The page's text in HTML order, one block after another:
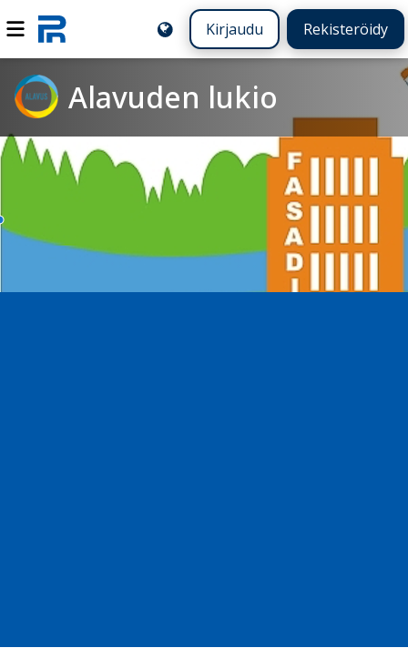
Kirjaudu Rekisteröidy
Alavuden lukio